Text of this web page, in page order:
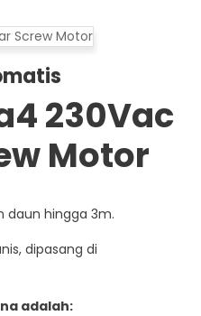
230Vac
Motor
daun hingga 3m.
dipasang di
adalah: